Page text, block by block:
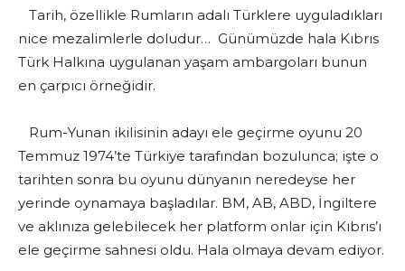
Tarih, özellikle Rumların adalı Türklere uyguladıkları
nice mezalimlerle doludur… Günümüzde hala Kıbrıs
Türk Halkına uygulanan yaşam ambargoları bunun
en çarpıcı örneğidir.
Rum-Yunan ikilisinin adayı ele geçirme oyunu 20
Temmuz 1974’te Türkiye tarafından bozulunca; işte o
tarihten sonra bu oyunu dünyanın neredeyse her
yerinde oynamaya başladılar. BM, AB, ABD, İngiltere
ve aklınıza gelebilecek her platform onlar için Kıbrıs’ı
ele geçirme sahnesi oldu. Hala olmaya devam ediyor.